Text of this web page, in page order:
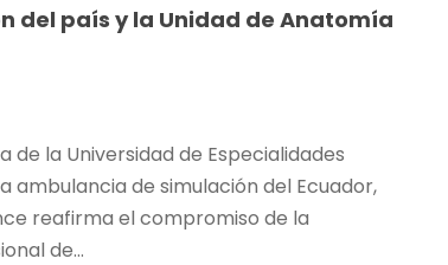
del país y la Unidad de Anatomía
de la Universidad de Especialidades
ambulancia de simulación del Ecuador,
reafirma el compromiso de la
de...